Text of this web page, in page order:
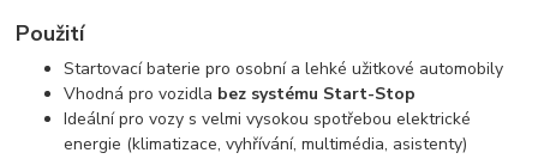
Použití
Startovací baterie pro osobní a lehké užitkové automobily
Vhodná pro vozidla bez systému Start-Stop
Ideální pro vozy s velmi vysokou spotřebou elektrické
energie (klimatizace, vyhřívání, multimédia, asistenty)